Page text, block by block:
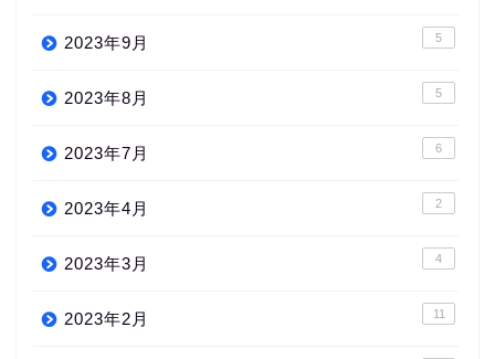
2023年9月 5
2023年8月 5
2023年7月 6
2023年4月 2
2023年3月 4
2023年2月 11